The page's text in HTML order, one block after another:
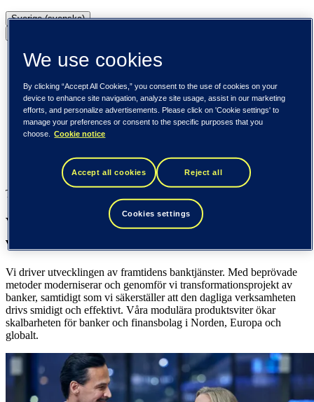
Sverige (svenska)
Global (English)
DACH (Deutsch)
Spanien / Iberia (español)
Sverige (svenska)
Norge (norsk)
Finland (suomi)
Förenta staterna (English)
Tieto Banktech
Tieto Banktech
Vår programvara skapar långsiktigt
värde för bank – och finanssektorn
Vi driver utvecklingen av framtidens banktjänster. Med beprövade
metoder moderniserar och genomför vi transformationsprojekt av
banker, samtidigt som vi säkerställer att den dagliga verksamheten
drivs smidigt och effektivt. Våra modulära produktsviter ökar
skalbarheten för banker och finansbolag i Norden, Europa och
globalt.
We use cookies
By clicking “Accept All Cookies,” you consent to the use of cookies on your
device to enhance site navigation, analyze site usage, assist in our marketing
efforts, and personalize advertisements. Please click on 'Cookie settings' to
manage your preferences or consent to the specific purposes that you
choose.
Cookie notice
Accept all cookies Reject all
Cookies settings